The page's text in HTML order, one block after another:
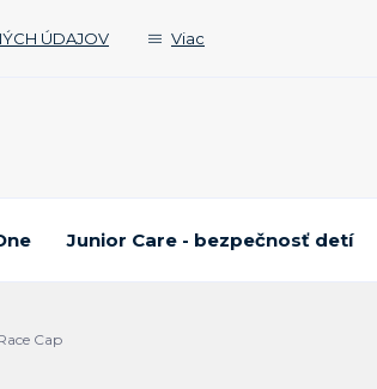
ÚDAJOV Viac
Junior Care - bezpečnosť detí
Cap